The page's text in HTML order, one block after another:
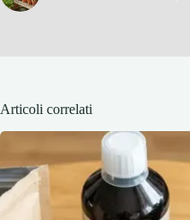
Articoli correlati